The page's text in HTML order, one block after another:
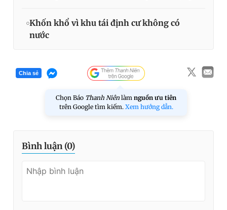
Khốn khổ vì khu tái định cư không có
nước
Chia sẻ
Chọn Báo Thanh Niên làm nguồn ưu tiên
trên Google tìm kiếm. Xem hướng dẫn.
Bình luận (0)